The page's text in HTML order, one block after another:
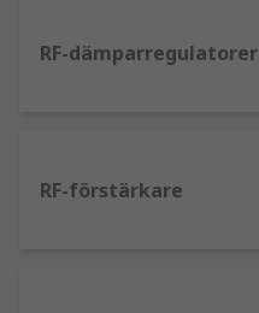
RF-dämparregulatorer
RF-förstärkare